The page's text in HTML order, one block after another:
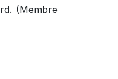
(Membre